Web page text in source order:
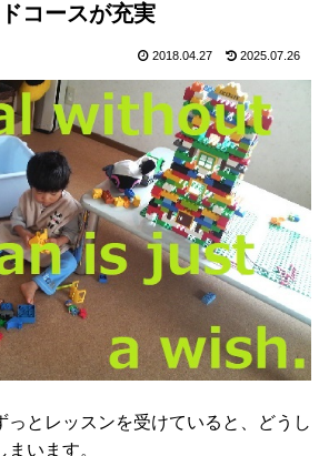
コースが充実
2018.04.27 2025.07.26
っとレッスンを受けていると、どうし
います。